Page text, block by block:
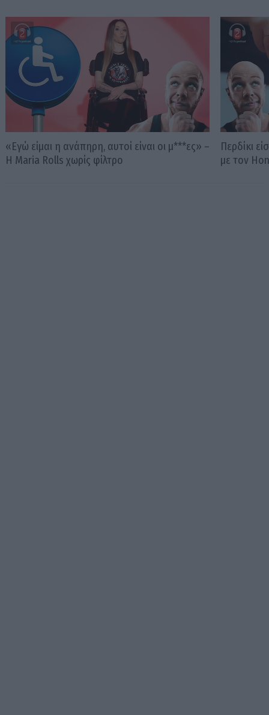
«Εγώ είμαι η ανάπηρη, αυτοί είναι οι μ***ες» –
Η Maria Rolls χωρίς φίλτρο
Περδίκι
με τον